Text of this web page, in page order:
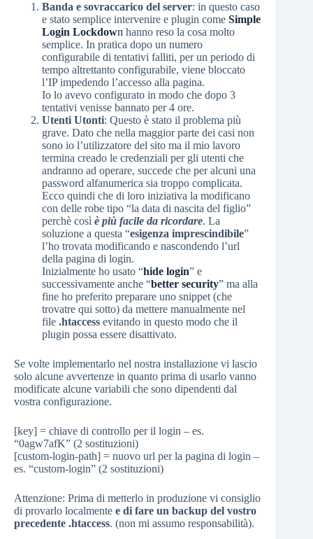
Banda e sovraccarico del server: in questo caso
e stato semplice intervenire e plugin come Simple
Login Lockdown hanno reso la cosa molto
semplice. In pratica dopo un numero
configurabile di tentativi falliti, per un periodo di
tempo altrettanto configurabile, viene bloccato
l’IP impedendo l’accesso alla pagina.
Io lo avevo configurato in modo che dopo 3
tentativi venisse bannato per 4 ore.
Utenti Utonti: Questo è stato il problema più
grave. Dato che nella maggior parte dei casi non
sono io l’utilizzatore del sito ma il mio lavoro
termina creado le credenziali per gli utenti che
andranno ad operare, succede che per alcuni una
password alfanumerica sia troppo complicata.
Ecco quindi che di loro iniziativa la modificano
con delle robe tipo “la data di nascita del figlio”
perchè così è più facile da ricordare. La
soluzione a questa “esigenza imprescindibile”
l’ho trovata modificando e nascondendo l’url
della pagina di login.
Inizialmente ho usato “hide login” e
successivamente anche “better security” ma alla
fine ho preferito preparare uno snippet (che
trovatre qui sotto) da mettere manualmente nel
file .htaccess evitando in questo modo che il
plugin possa essere disattivato.
Se volte implementarlo nel nostra installazione vi lascio
solo alcune avvertenze in quanto prima di usarlo vanno
modificate alcune variabili che sono dipendenti dal
vostra configurazione.
[key] = chiave di controllo per il login – es.
“0agw7afK” (2 sostituzioni)
[custom-login-path] = nuovo url per la pagina di login –
es. “custom-login” (2 sostituzioni)
Attenzione: Prima di metterlo in produzione vi consiglio
di provarlo localmente e di fare un backup del vostro
precedente .htaccess. (non mi assumo responsabilità).